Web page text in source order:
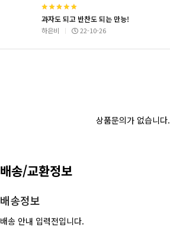
과자도 되고 반찬도 되는 만능!
하은비 22-10-26
상품문의가 없습니다.
배송/교환정보
배송정보
배송 안내 입력전입니다.